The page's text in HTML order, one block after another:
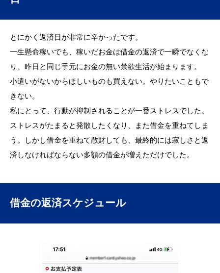
とにかく返済日が非常に辛かったです。
一生懸命稼いでも、稼いだお金は借金の返済で一瞬でなくな
り、昨日と同じ手元にお金の無い禁欲生活が始まります。
小遣いがないからほしいものも買えない。やりたいこともで
きない。
私にとって、行動が抑制されることが一番ストレスでした。
ストレスがたまると発散したくなり、また借金を重ねてしま
う。しかし借金を重ねて散財しても、最終的には寂しさと返
済しなければならない多額の借金が増えただけでした。
借金の返済スケジュール